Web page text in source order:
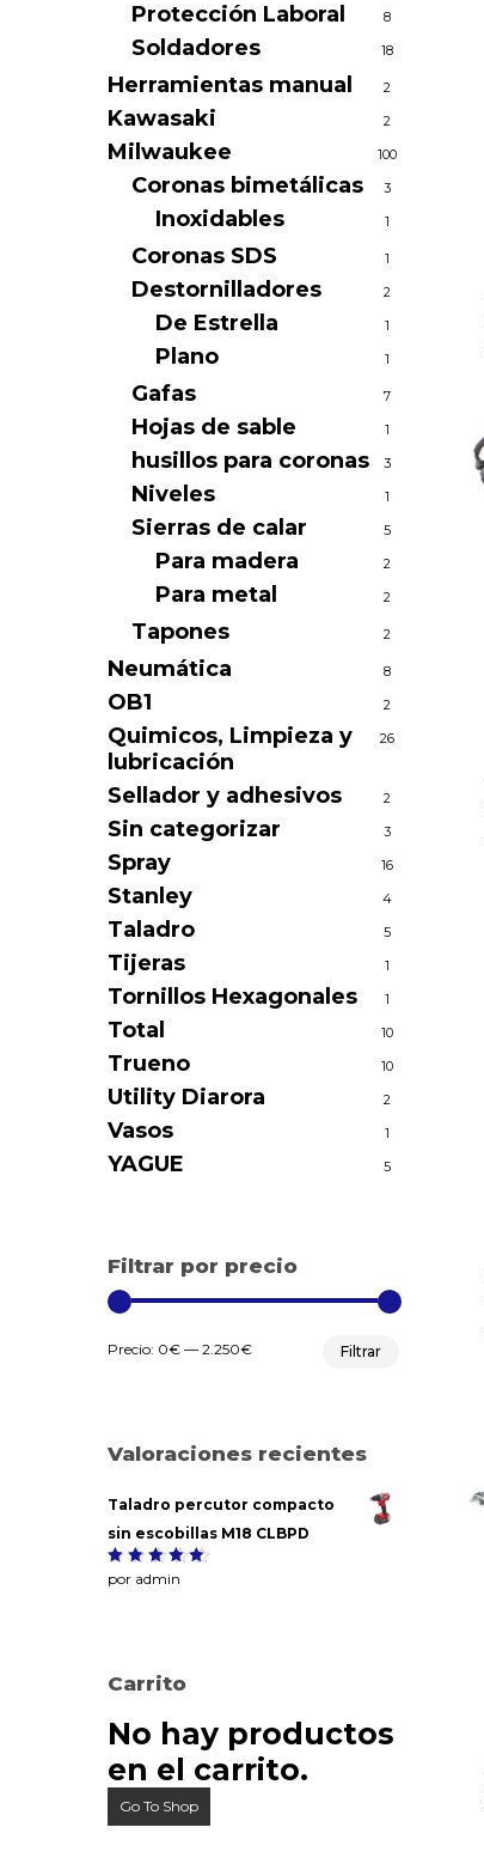
Protección Laboral 8
Soldadores 18
Herramientas manual 2
Kawasaki 2
Milwaukee 100
Coronas bimetálicas 3
Inoxidables 1
Coronas SDS 1
Destornilladores 2
De Estrella 1
Plano 1
Gafas 7
Hojas de sable 1
husillos para coronas 3
Niveles 1
Sierras de calar 5
Para madera 2
Para metal 2
Tapones 2
Neumática 8
OB1 2
Quimicos, Limpieza y
lubricación
26
Sellador y adhesivos 2
Sin categorizar 3
Spray 16
Stanley 4
Taladro 5
Tijeras 1
Tornillos Hexagonales 1
Total 10
Trueno 10
Utility Diarora 2
Vasos 1
YAGUE 5
Filtrar por precio
Filtrar
Precio: 0€ — 2.250€
Valoraciones recientes
Taladro percutor compacto
sin escobillas M18 CLBPD
Valorado
con
por admin
Carrito
No hay productos
en el carrito.
Go To Shop